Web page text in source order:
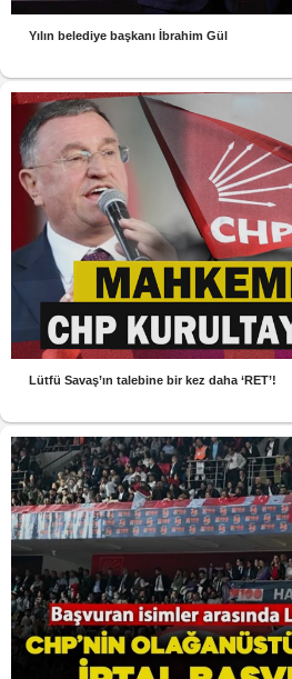
Yılın belediye başkanı İbrahim Gül
Lütfü Savaş’ın talebine bir kez daha ‘RET’!